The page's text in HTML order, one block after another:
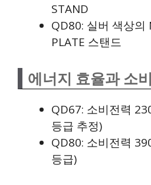
STAND
QD80: 실버 색상의
PLATE 스탠드
에너지 효율과 소
QD67: 소비전력
등급 추정)
QD80: 소비전력
등급)